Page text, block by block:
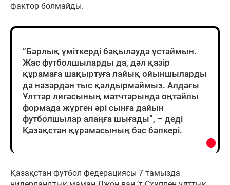
фактор болмайды.
“Барлық үміткерді бақылауда ұстаймын.
Жас футболшыларды да, дәл қазір
құрамаға шақыртуға лайық ойыншыларды
да назардан тыс қалдырмаймыз. Алдағы
Ұлттар лигасының матчтарында оңтайлы
формада жүрген әрі сынға дайын
футболшылар алаңға шығады”, – деді
Қазақстан құрамасының бас бапкері.
Қазақстан футбол федерациясы 7 тамызда